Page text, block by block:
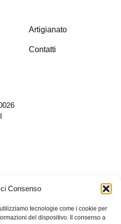
Consenso
tecnologie come i cookie per
del dispositivo. Il consenso a
Artigianato
Contatti